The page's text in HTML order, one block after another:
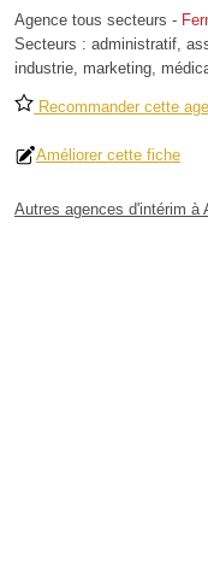
Agence tous secteurs -
Secteurs : administratif,
industrie, marketing,
Recommander cette
Améliorer cette fiche
Autres agences d'intérim à